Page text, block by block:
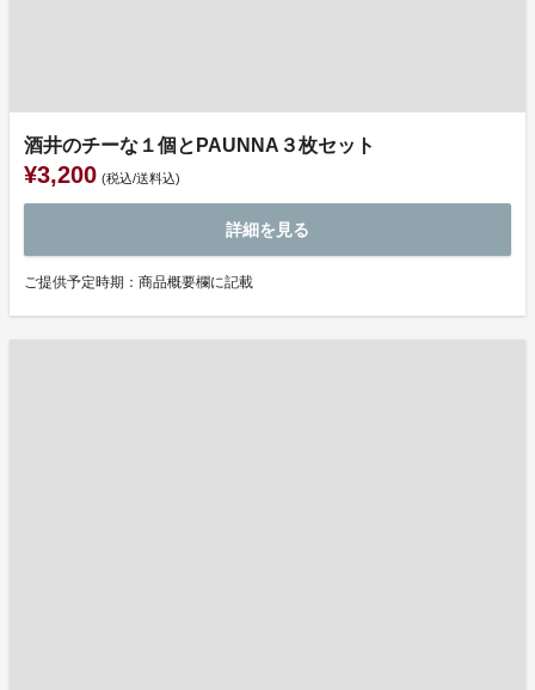
酒井のチーな１個とPAUNNA３枚セット
¥3,200 (税込/送料込)
詳細を見る
ご提供予定時期：商品概要欄に記載